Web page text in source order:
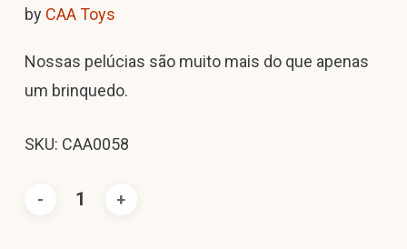
by CAA Toys
Nossas pelúcias são muito mais do que apenas
um brinquedo.
SKU: CAA0058